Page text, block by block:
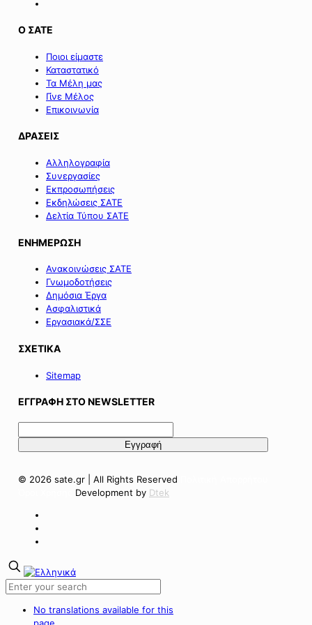
Ο ΣΑΤΕ
Ποιοι είμαστε
Καταστατικό
Τα Μέλη μας
Γίνε Μέλος
Επικοινωνία
ΔΡΑΣΕΙΣ
Αλληλογραφία
Συνεργασίες
Εκπροσωπήσεις
Εκδηλώσεις ΣΑΤΕ
Δελτία Τύπου ΣΑΤΕ
ΕΝΗΜΕΡΩΣΗ
Ανακοινώσεις ΣΑΤΕ
Γνωμοδοτήσεις
Δημόσια Έργα
Ασφαλιστικά
Εργασιακά/ΣΣΕ
ΣΧΕΤΙΚΑ
Sitemap
ΕΓΓΡΑΦΗ ΣΤΟ NEWSLETTER
© 2026 sate.gr | All Rights Reserved
Development by Dtek
No translations available for this
page